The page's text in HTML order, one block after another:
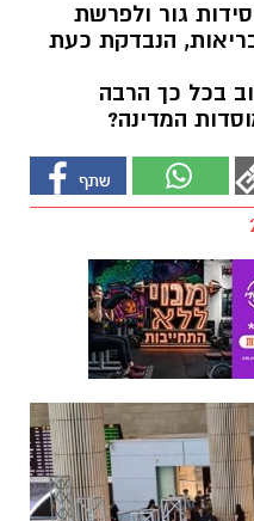
גור ולפרשת
הנבדקת כעת
בכל כך הרבה
המדינה?